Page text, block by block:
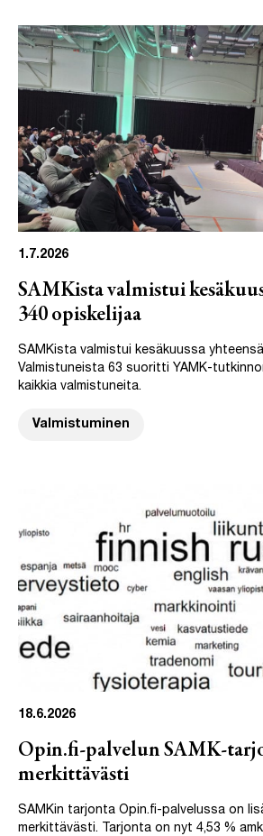
1.7.2026
SAMKista valmistui
340 opiskelijaa
SAMKista valmistui kesäkuussa
Valmistuneista 63 suoritti YAMK-
kaikkia valmistuneita.
Valmistuminen
18.6.2026
Opin.fi-palvelun SAMK-
merkittävästi
SAMKin tarjonta Opin.fi-palvelussa on
merkittävästi. Tarjonta on nyt 4,53 %